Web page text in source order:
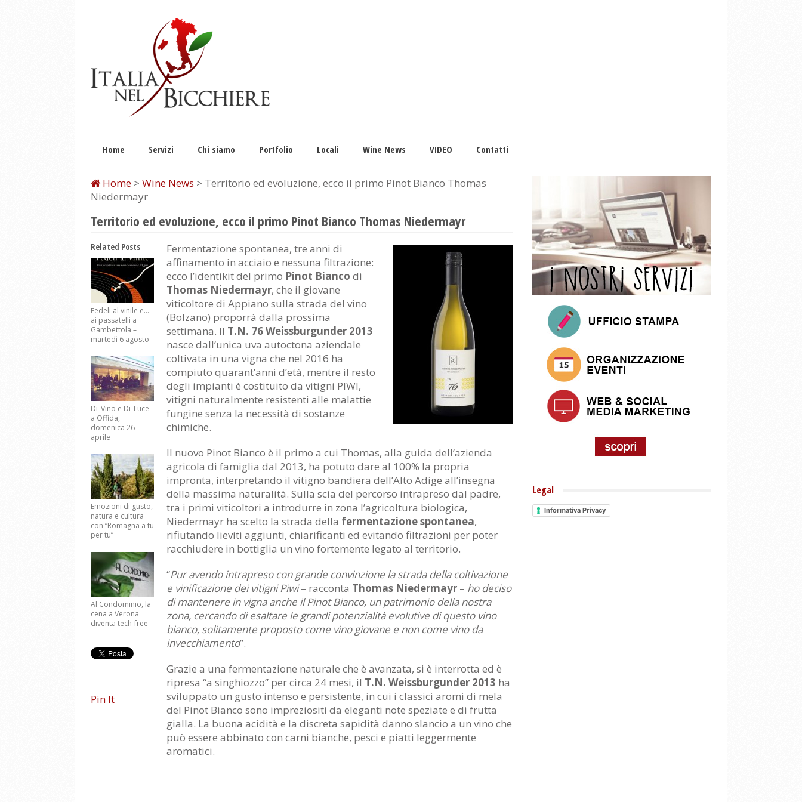
Home Servizi Chi siamo Portfolio Locali Wine News VIDEO Contatti
Home > Wine News > Territorio ed evoluzione, ecco il primo Pinot Bianco Thomas
Niedermayr
Territorio ed evoluzione, ecco il primo Pinot Bianco Thomas Niedermayr
Fermentazione spontanea, tre anni di
affinamento in acciaio e nessuna filtrazione:
ecco l’identikit del primo Pinot Bianco di
Thomas Niedermayr, che il giovane
viticoltore di Appiano sulla strada del vino
(Bolzano) proporrà dalla prossima
settimana. Il T.N. 76 Weissburgunder 2013
nasce dall’unica uva autoctona aziendale
coltivata in una vigna che nel 2016 ha
compiuto quarant’anni d’età, mentre il resto
degli impianti è costituito da vitigni PIWI,
vitigni naturalmente resistenti alle malattie
fungine senza la necessità di sostanze
chimiche.
Il nuovo Pinot Bianco è il primo a cui Thomas, alla guida dell’azienda
agricola di famiglia dal 2013, ha potuto dare al 100% la propria
impronta, interpretando il vitigno bandiera dell’Alto Adige all’insegna
della massima naturalità. Sulla scia del percorso intrapreso dal padre,
tra i primi viticoltori a introdurre in zona l’agricoltura biologica,
Niedermayr ha scelto la strada della fermentazione spontanea,
rifiutando lieviti aggiunti, chiarificanti ed evitando filtrazioni per poter
racchiudere in bottiglia un vino fortemente legato al territorio.
“Pur avendo intrapreso con grande convinzione la strada della coltivazione
e vinificazione dei vitigni Piwi– racconta Thomas Niedermayr – ho deciso
di mantenere in vigna anche il Pinot Bianco, un patrimonio della nostra
zona, cercando di esaltare le grandi potenzialità evolutive di questo vino
bianco, solitamente proposto come vino giovane e non come vino da
invecchiamento”.
Grazie a una fermentazione naturale che è avanzata, si è interrotta ed è
ripresa “a singhiozzo” per circa 24 mesi, il T.N. Weissburgunder 2013 ha
sviluppato un gusto intenso e persistente, in cui i classici aromi di mela
del Pinot Bianco sono impreziositi da eleganti note speziate e di frutta
gialla. La buona acidità e la discreta sapidità danno slancio a un vino che
può essere abbinato con carni bianche, pesci e piatti leggermente
aromatici.
Related Posts
Fedeli al vinile e…
ai passatelli a
Gambettola –
martedì 6 agosto
Di_Vino e Di_Luce
a Offida,
domenica 26
aprile
Emozioni di gusto,
natura e cultura
con “Romagna a tu
per tu”
Al Condominio, la
cena a Verona
diventa tech-free
Pin It
Legal
Informativa Privacy